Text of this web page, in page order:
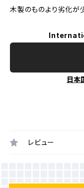
木製のものより劣化が
日本
レビュー